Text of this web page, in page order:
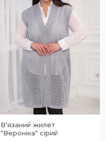
В'язаний жилет
"Вероніка" сірий